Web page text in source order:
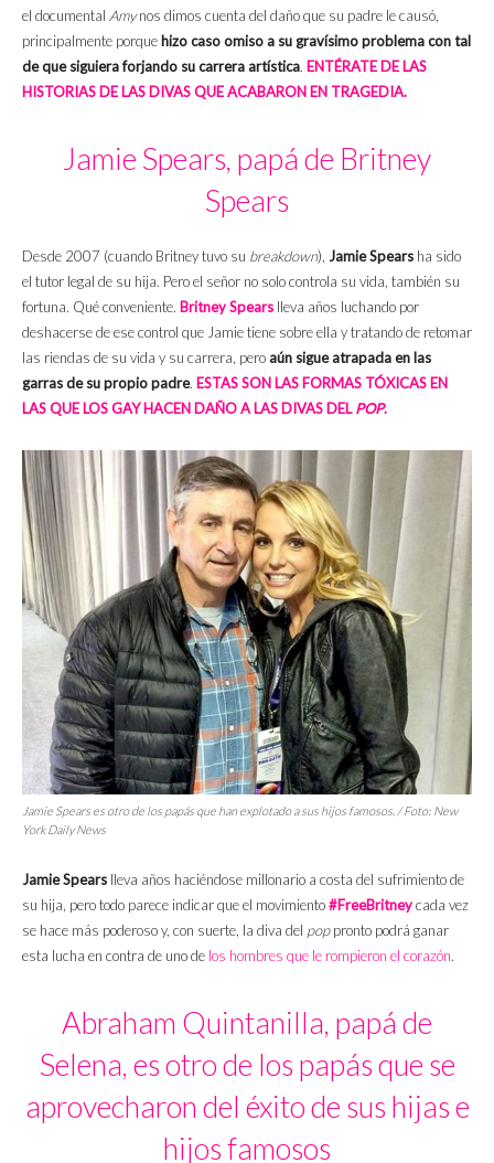
el documental Amynos dimos cuenta del daño que su padre le causó,
principalmente porquehizo caso omiso a su gravísimo problema con tal
de que siguiera forjando su carrera artística. ENTÉRATE DE LAS
HISTORIAS DE LAS DIVAS QUE ACABARON EN TRAGEDIA.
Jamie Spears, papá de Britney
Spears
Desde 2007 (cuando Britney tuvo su breakdown), Jamie Spears ha sido
el tutor legal de su hija. Pero el señor no solo controla su vida, también su
fortuna. Qué conveniente. Britney Spears lleva años luchando por
deshacerse de ese control que Jamie tiene sobre ella y tratando de retomar
las riendas de su vida y su carrera, pero aún sigue atrapada en las
garras de su propio padre. ESTAS SON LAS FORMAS TÓXICAS EN
LAS QUE LOS GAY HACEN DAÑO A LAS DIVAS DELPOP.
Jamie Spears es otro de los papás que han explotado a sus hijos famosos. / Foto: New
York Daily News
Jamie Spears lleva años haciéndose millonario a costa del sufrimiento de
su hija, pero todo parece indicar que el movimiento#FreeBritneycada vez
se hace más poderoso y, con suerte, la diva del poppronto podrá ganar
esta lucha en contra de uno de los hombres que le rompieron el corazón.
Abraham Quintanilla, papá de
Selena, es otro de los papás que se
aprovecharon del éxito de sus hijas e
hijos famosos